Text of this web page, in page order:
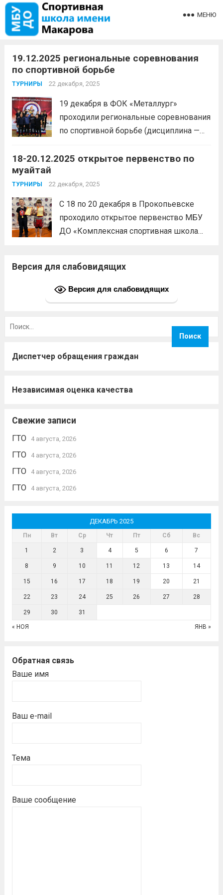
МЕНЮ
19.12.2025 региональные соревнования
по спортивной борьбе
ТУРНИРЫ 22 декабря, 2025
19 декабря в ФОК «Металлург»
проходили региональные соревнования
по спортивной борьбе (дисциплина —
лет «Лига спортивной борьбы
приняли участие около 50 спортсменов
из Белово, Новокузнецка, Осинников и
Кемерово. 1...
18-20.12.2025 открытое первенство по
муайтай
ТУРНИРЫ 22 декабря, 2025
С 18 по 20 декабря в Прокопьевске
проходило открытое первенство МБУ
ДО «Комплексная спортивная школа
имени Макарова, Бахарев Тимофей и
Черноталов Сергей, стали призерами
Тимофеев Юрий Александрович.Читать
Версия для слабовидящих
Версия для слабовидящих
Диспетчер обращения граждан
Независимая оценка качества
Свежие записи
ГТО 4 августа, 2026
ГТО 4 августа, 2026
ГТО 4 августа, 2026
ГТО 4 августа, 2026
ДЕКАБРЬ 2025
Пн Вт Ср Чт Пт Сб Вс
1 2 3 4 5 6 7
8 9 10 11 12 13 14
15 16 17 18 19 20 21
22 23 24 25 26 27 28
29 30 31
« НОЯ ЯНВ »
Обратная связь
Ваше имя
Ваш e-mail
Тема
Ваше сообщение